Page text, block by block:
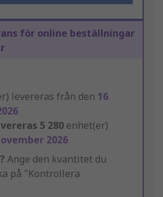
för online beställningar
levereras från den 16
5 280 enhet(er)
2026
Ange den kvantitet du
på "Kontrollera